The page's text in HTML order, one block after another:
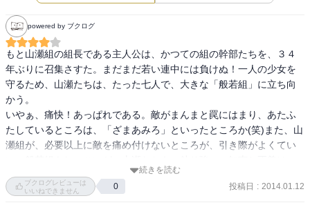
powered by ブクログ
もと山瀬組の組長である主人公は、かつての組の幹部たちを、３４
年ぶりに召集さすた。まだまだ若い連中には負けぬ！一人の少女を
守るため、山瀬たちは、たった七人で、大きな「般若組」に立ち向
かう。
いやぁ、痛快！あっぱれである。敵がまんまと罠にはまり、あたふ
たしているところは、「ざまあみろ」といったところか(笑)また、山
瀬組が、必要以上に敵を痛め付けないところが、引き際がよくてい
悪に勝る、と信じたいものだ。続きを読む
ブクログレビューは
いいねできません
0 投稿日 : 2014.01.12